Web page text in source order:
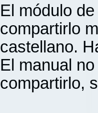
El módulo
compartirlo
castellano.
El manual
compartirlo,